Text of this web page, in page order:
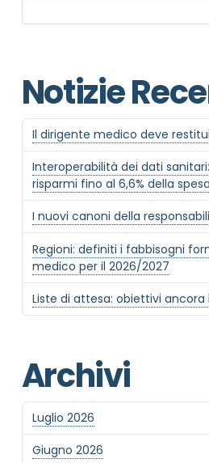
Notizie
Il dirigente medico deve
Interoperabilità dei dati sanitari:
risparmi fino al 6,6% della
I nuovi canoni della
Regioni: definiti i fabbisogni
medico per il 2026/2027
Liste di attesa: obiettivi ancora
Archivi
Luglio 2026
Giugno 2026